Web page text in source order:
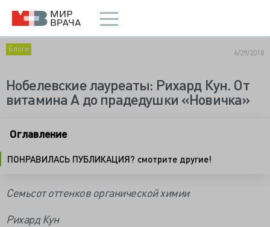
Блоги 6/29/2018
Нобелевские лауреаты: Рихард Кун. От
витамина А до прадедушки «Новичка»
Оглавление
ПОНРАВИЛАСЬ ПУБЛИКАЦИЯ? смотрите другие!
Семьсот оттенков органической химии
Рихард Кун